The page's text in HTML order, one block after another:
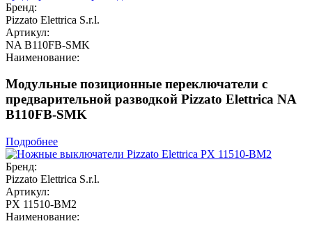
Бренд:
Pizzato Elettrica S.r.l.
Артикул:
NA B110FB-SMK
Наименование:
Модульные позиционные переключатели с
предварительной разводкой Pizzato Elettrica NA
B110FB-SMK
Подробнее
Бренд:
Pizzato Elettrica S.r.l.
Артикул:
PX 11510-BM2
Наименование: